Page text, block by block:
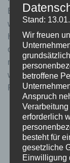
Bike zweifelsfrei
wenn dieser
Herstellern
oder X muss
mit dem
welcher Motor
PW-X3 andere
Stand:
Wir freuen
betroffene
Anspruch
erforderlich
besteht für
gesetzliche
Einwilligung